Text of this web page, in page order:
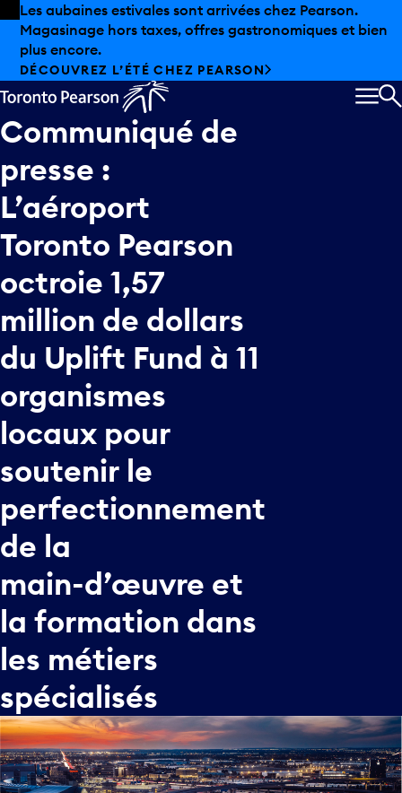
Skip to offers
Passer au contenu principal
Les aubaines estivales sont arrivées chez Pearson.
Magasinage hors taxes, offres gastronomiques et bien
plus encore.
DÉCOUVREZ L’ÉTÉ CHEZ PEARSON
Communiqué de
presse :
L’aéroport
Toronto Pearson
octroie 1,57
million de dollars
du Uplift Fund à 11
organismes
locaux pour
soutenir le
perfectionnement
de la
main-d’œuvre et
la formation dans
les métiers
spécialisés